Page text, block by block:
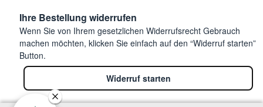
Ihre Bestellung widerrufen
Wenn Sie von Ihrem gesetzlichen Widerrufsrecht Gebrauch
machen möchten, klicken Sie einfach auf den “Widerruf starten”
Button.
Widerruf starten